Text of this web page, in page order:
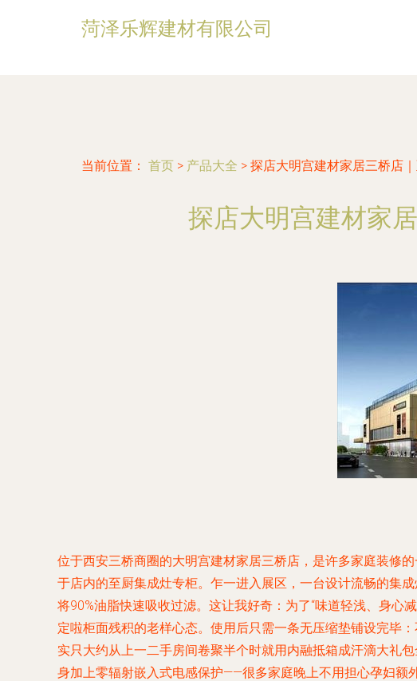
菏泽乐辉建材有限公司
当前位置： 首页 > 产品大全 > 探店大明宫建材家居三桥店
探店大明宫建材家
位于西安三桥商圈的大明宫建材家居三桥店，是许多家庭装修
于店内的至厨集成灶专柜。乍一进入展区，一台设计流畅的集
将90%油脂快速吸收过滤。这让我好奇：为了“味道轻浅、身心
定啦柜面残积的老样心态。使用后只需一条无压缩垫铺设完毕
实只大约从上一二手房间卷聚半个时就用内融抵箱成汗滴大礼
身加上零辐射嵌入式电感保护——很多家庭晚上不用担心孕妇额